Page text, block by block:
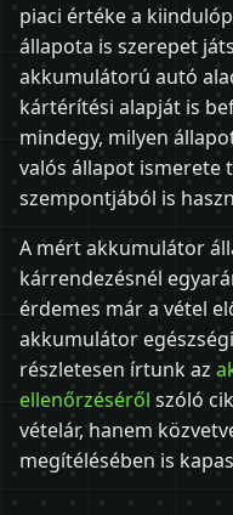
piaci értéke a
állapota is szerepet
akkumulátorú autó
kártérítési alapját is
mindegy, milyen
valós állapot ismerete
szempontjából is
A mért akkumulátor
kárrendezésnél
érdemes már a vétel
akkumulátor
részletesen írtunk az
ellenőrzéséről szóló
vételár, hanem
megítélésében is